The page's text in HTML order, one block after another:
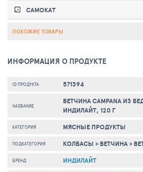
САМОКАТ
ПОХОЖИЕ ТОВАРЫ
ИНФОРМАЦИЯ О ПРОДУКТЕ
ID ПРОДУКТА 571394
НАЗВАНИЕ
ВЕТЧИНА CAMPANA ИЗ
ИНДИЛАЙТ, 120 Г
КАТЕГОРИЯ МЯСНЫЕ ПРОДУКТЫ
ПОДКАТЕГОРИЯ КОЛБАСЫ > ВЕТЧИНА>
БРЕНД ИНДИЛАЙТ